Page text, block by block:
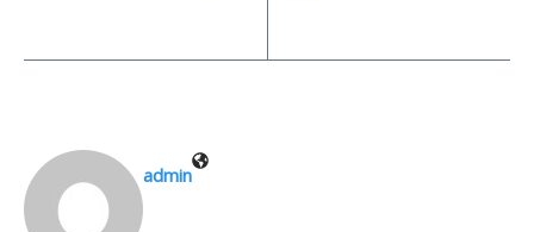
admin